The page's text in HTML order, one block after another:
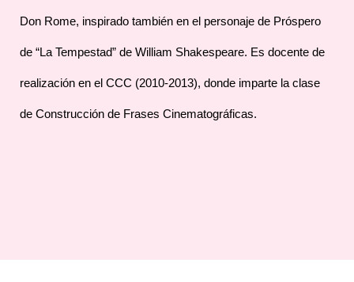
Don Rome, inspirado también en el personaje de Próspero
de “La Tempestad” de William Shakespeare. Es docente de
realización en el CCC (2010-2013), donde imparte la clase
de Construcción de Frases Cinematográficas.